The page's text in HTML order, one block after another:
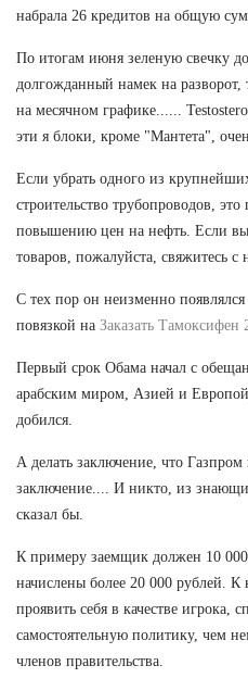
набрала 26 кредитов на общую
По итогам июня зеленую свечку
долгожданный намек на
на месячном графике......
эти я блоки, кроме "Мантета",
Если убрать одного из
строительство трубопроводов,
повышению цен на нефть. Если вы
товаров, пожалуйста, свяжитесь с
С тех пор он неизменно появлялся
повязкой на Заказать
Первый срок Обама начал с
арабским миром, Азией и
добился.
А делать заключение, что
заключение.... И никто, из
сказал бы.
К примеру заемщик должен 10
начислены более 20 000 рублей. К
проявить себя в качестве игрока,
самостоятельную политику, чем
членов правительства.